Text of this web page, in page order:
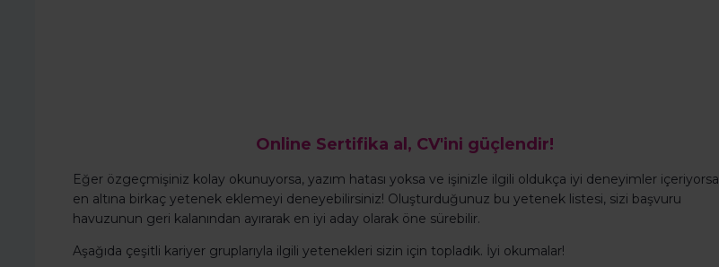
Online Sertifika al, CV'ini güçlendir!
Eğer özgeçmişiniz kolay okunuyorsa, yazım hatası yoksa ve işinizle ilgili oldukça iyi deneyimler içeriyorsa
en altına birkaç yetenek eklemeyi deneyebilirsiniz! Oluşturduğunuz bu yetenek listesi, sizi başvuru
havuzunun geri kalanından ayırarak en iyi aday olarak öne sürebilir.
Aşağıda çeşitli kariyer gruplarıyla ilgili yetenekleri sizin için topladık. İyi okumalar!